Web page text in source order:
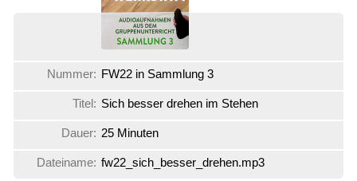
Nummer: FW22 in Sammlung 3
Titel: Sich besser drehen im Stehen
Dauer: 25 Minuten
Dateiname: fw22_sich_besser_drehen.mp3